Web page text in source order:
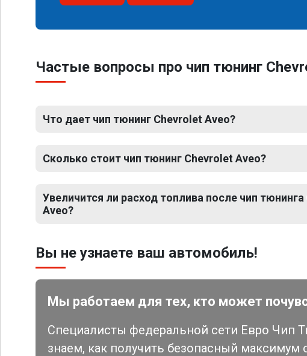
Частые вопросы про чип тюнинг
Что дает чип тюнинг Chevrolet Aveo?
Сколько стоит чип тюнинг Chevrolet Aveo?
Увеличится ли расход топлива после чип
Aveo?
Вы не узнаете ваш автомобиль!
Мы работаем для тех, кто может
Специалисты федеральной сети Евро Чип
знаем, как получить безопасный